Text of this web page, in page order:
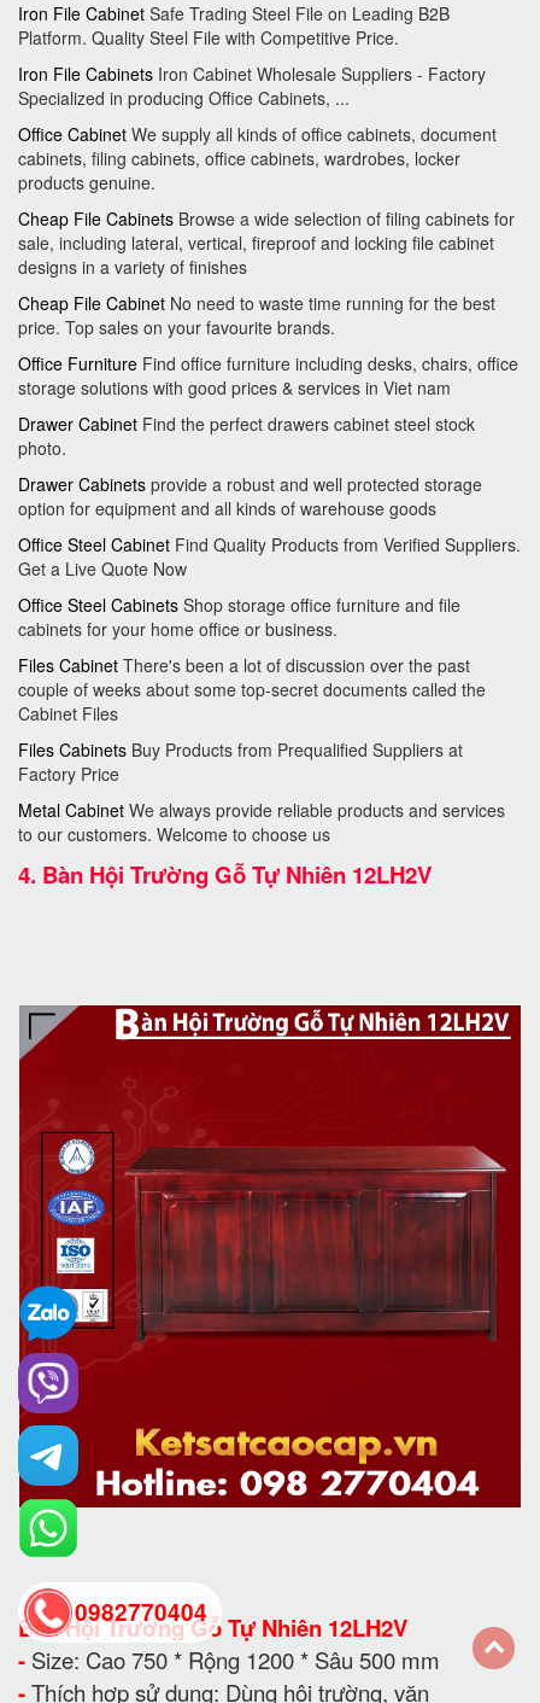
Iron File Cabinet Safe Trading Steel File on Leading B2B
Platform. Quality Steel File with Competitive Price.
Iron File Cabinets Iron Cabinet Wholesale Suppliers - Factory
Specialized in producing Office Cabinets, ...
Office Cabinet We supply all kinds of office cabinets, document
cabinets, filing cabinets, office cabinets, wardrobes, locker
products genuine.
Cheap File Cabinets Browse a wide selection of filing cabinets for
sale, including lateral, vertical, fireproof and locking file cabinet
designs in a variety of finishes
Cheap File Cabinet No need to waste time running for the best
price. Top sales on your favourite brands.
Office Furniture Find office furniture including desks, chairs, office
storage solutions with good prices & services in Viet nam
Drawer Cabinet Find the perfect drawers cabinet steel stock
photo.
Drawer Cabinets provide a robust and well protected storage
option for equipment and all kinds of warehouse goods
Office Steel Cabinet Find Quality Products from Verified Suppliers.
Get a Live Quote Now
Office Steel Cabinets Shop storage office furniture and file
cabinets for your home office or business.
Files Cabinet There's been a lot of discussion over the past
couple of weeks about some top-secret documents called the
Cabinet Files
Files Cabinets Buy Products from Prequalified Suppliers at
Factory Price
Metal Cabinet We always provide reliable products and services
to our customers. Welcome to choose us
4. Bàn Hội Trường Gỗ Tự Nhiên 12LH2V
Bàn Hội Trường Gỗ Tự Nhiên 12LH2V
- Size: Cao 750 * Rộng 1200 * Sâu 500 mm
-Thích hợp sử dụng: Dùng hội trường, văn
0982770404